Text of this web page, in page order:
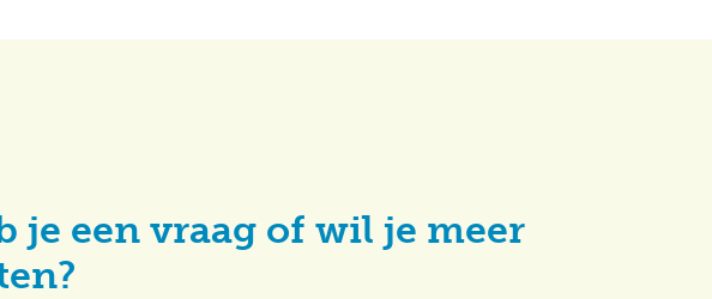
je een vraag of wil je meer